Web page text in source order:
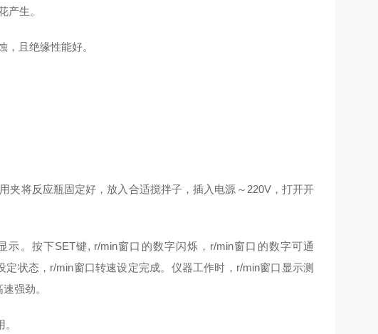
产生。
且绝缘性能好。
夹将反应瓶固定好，放入合适搅拌子，插入电源～220V，打开开
。按下SET键, r/min窗口的数字闪烁，r/min窗口的数字可通
状态，r/min窗口转速设定完成。仪器工作时，r/min窗口显示测
强劲。